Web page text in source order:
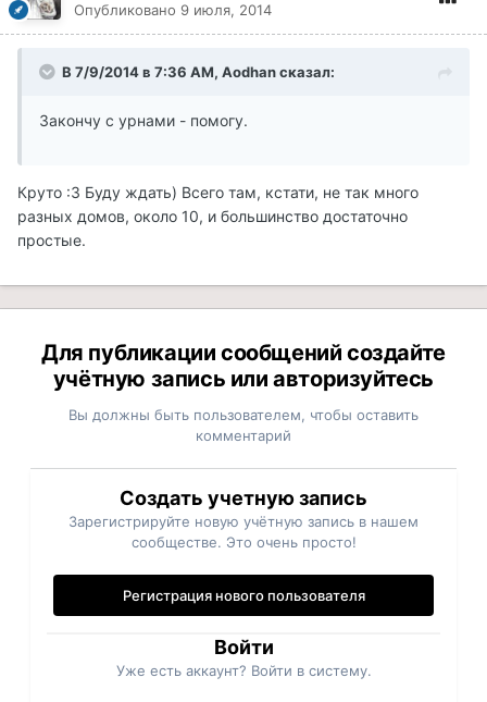
Опубликовано 9 июля, 2014
В 7/9/2014 в 7:36 AM, Aodhan сказал:
Закончу с урнами - помогу.
Круто :З Буду ждать) Всего там, кстати, не так много
разных домов, около 10, и большинство достаточно
простые.
Для публикации сообщений создайте
учётную запись или авторизуйтесь
Вы должны быть пользователем, чтобы оставить
комментарий
Создать учетную запись
Зарегистрируйте новую учётную запись в нашем
сообществе. Это очень просто!
Регистрация нового пользователя
Войти
Уже есть аккаунт? Войти в систему.